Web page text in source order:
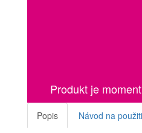
Produkt je
Popis Návod na